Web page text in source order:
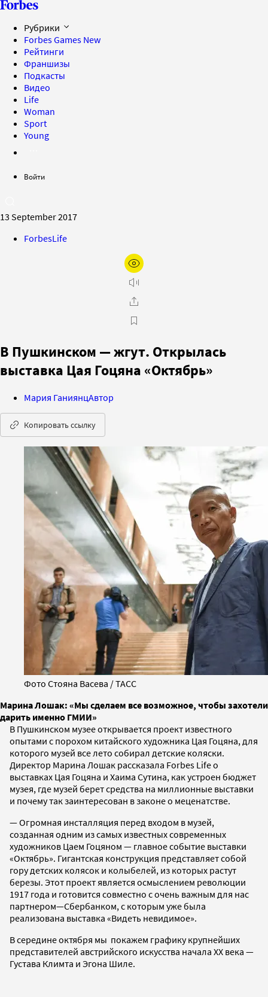
Рубрики
Forbes Games New
Рейтинги
Франшизы
Подкасты
Видео
Life
Woman
Sport
Young
Войти
13 September 2017
ForbesLife
В Пушкинском — жгут. Открылась
выставка Цая Гоцяна «Октябрь»
Мария ГаниянцАвтор
Копировать ссылку
Фото Стояна Васева / ТАСС
Марина Лошак: «Мы сделаем все возможное, чтобы захотели
дарить именно ГМИИ»
В Пушкинском музее открывается проект известного
опытами с порохом китайского художника Цая Гоцяна, для
которого музей все лето собирал детские коляски.
Директор Марина Лошак рассказала Forbes Life о
выставках Цая Гоцяна и Хаима Сутина, как устроен бюджет
музея, где музей берет средства на миллионные выставки
и почему так заинтересован в законе о меценатстве.
— Огромная инсталляция перед входом в музей,
созданная одним из самых известных современных
художников Цаем Гоцяном — главное событие выставки
«Октябрь». Гигантская конструкция представляет собой
гору детских колясок и колыбелей, из которых растут
березы. Этот проект является осмыслением революции
1917 года и готовится совместно с очень важным для нас
партнером—Сбербанком, с которым уже была
реализована выставка «Видеть невидимое».
В середине октября мы покажем графику крупнейших
представителей австрийского искусства начала XX века —
Густава Климта и Эгона Шиле.